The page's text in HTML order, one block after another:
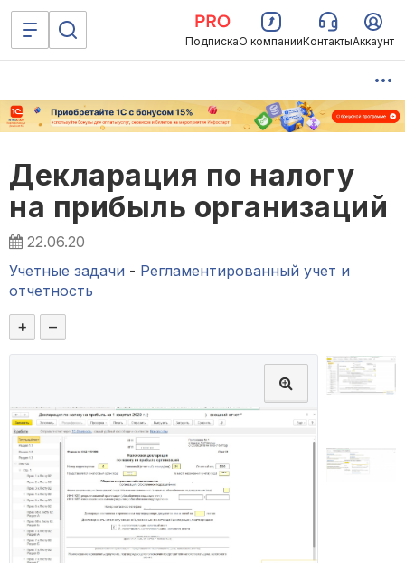
ПодпискаО компанииКонтактыАккаунт
Декларация по налогу
на прибыль организаций
22.06.20
Учетные задачи - Регламентированный учет и
отчетность
+
–